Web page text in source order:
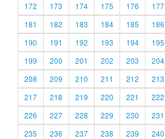
172
173 174 175 176 177
181
182 183 184 185 186
190
191 192 193 194 195
199
200 201 202 203 204
208
209 210 211 212 213
217
218 219 220 221 222
226
227 228 229 230 231
235
236 237 238 239 240